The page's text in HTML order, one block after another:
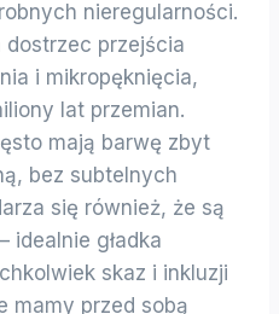
nieregularności.
przejścia
i mikropęknięcia,
lat przemian.
mają barwę zbyt
bez subtelnych
się również, że są
idealnie gładka
skaz i inkluzji
mamy przed sobą